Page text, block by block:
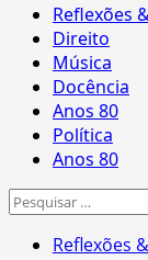
Primary
Menu
Reflexões
Direito
Música
Docência
Anos 80
Política
Anos 80
Pesquisar
Reflexões